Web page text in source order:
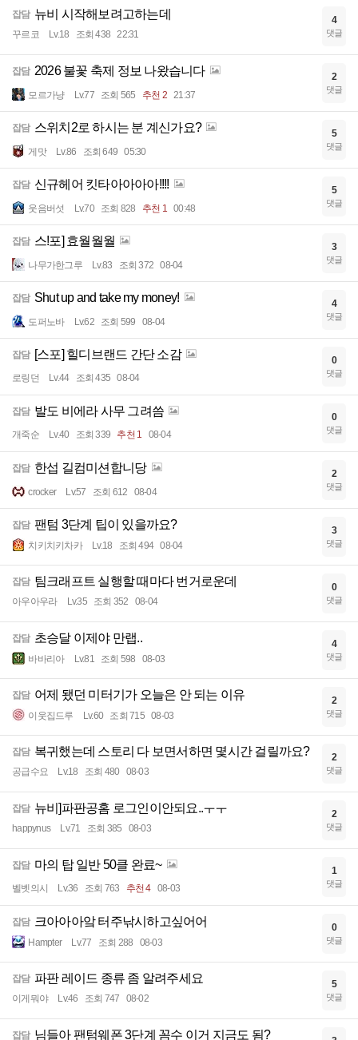
잡담 뉴비 시작해보려고하는데
꾸르코 Lv.18 조회 438 22:31
4
댓글
잡담 2026 불꽃 축제 정보 나왔습니다
모르가냥 Lv.77 조회 565 추천 2 21:37
2
댓글
잡담 스위치2로 하시는 분 계신가요?
게맛 Lv.86 조회 649 05:30
5
댓글
잡담 신규헤어 킷타아아아아!!!!
웃음버섯 Lv.70 조회 828 추천 1 00:48
5
댓글
잡담 스!포] 효월월월
나무가한그루 Lv.83 조회 372 08-04
3
댓글
잡담 Shut up and take my money!
도퍼노바 Lv.62 조회 599 08-04
4
댓글
잡담 [스포] 힐디브랜드 간단 소감
로링던 Lv.44 조회 435 08-04
0
댓글
잡담 발도 비에라 사무 그려씀
개죽순 Lv.40 조회 339 추천 1 08-04
0
댓글
잡담 한섭 길컴미션합니당
crocker Lv.57 조회 612 08-04
2
댓글
잡담 팬텀 3단계 팁이 있을까요?
치키치키차카 Lv.18 조회 494 08-04
3
댓글
잡담 팀크래프트 실행할 때마다 번거로운데
아우아우라 Lv.35 조회 352 08-04
0
댓글
잡담 초승달 이제야 만랩..
바바리아 Lv.81 조회 598 08-03
4
댓글
잡담 어제 됐던 미터기가 오늘은 안 되는 이유
이웃집드루 Lv.60 조회 715 08-03
2
댓글
잡담 복귀했는데 스토리 다 보면서하면 몇시간 걸릴까요?
공급수요 Lv.18 조회 480 08-03
2
댓글
잡담 뉴비]파판공홈 로그인이안되요..ㅜㅜ
happynus Lv.71 조회 385 08-03
2
댓글
잡담 마의 탑 일반 50클 완료~
벨벳의시 Lv.36 조회 763 추천 4 08-03
1
댓글
잡담 크아아아앜 터주낚시하고싶어어
Hampter Lv.77 조회 288 08-03
0
댓글
잡담 파판 레이드 종류 좀 알려주세요
이게뭐야 Lv.46 조회 747 08-02
5
댓글
잡담 님들아 팬텀웨폰 3단계 꼼수 이거 지금도 됨?